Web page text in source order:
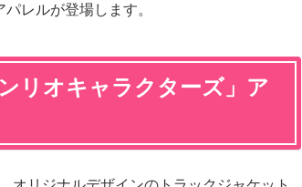
レルが登場します。
リオキャラクターズ」ア